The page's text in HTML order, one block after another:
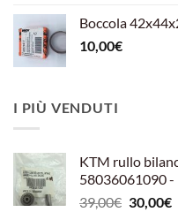
Boccola
10,00€
I PIÙ VENDUTI
KTM rullo
58036061090 -
39,00€ Il
30,00€Il